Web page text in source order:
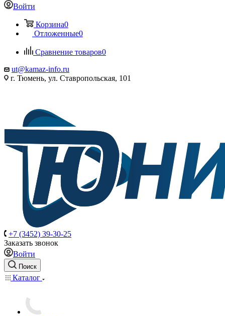
Войти
Корзина0
Отложенные0
Сравнение товаров0
ut@kamaz-info.ru
г. Тюмень, ул. Ставропольская, 101
+7 (3452) 39-30-25
Заказать звонок
Войти
Поиск
Каталог